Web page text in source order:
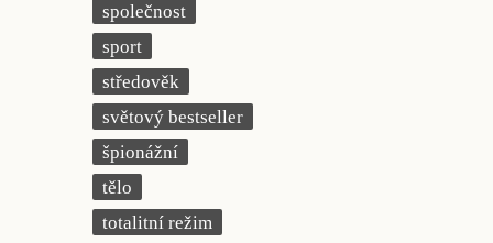
společnost
sport
středověk
světový bestseller
špionážní
tělo
totalitní režim